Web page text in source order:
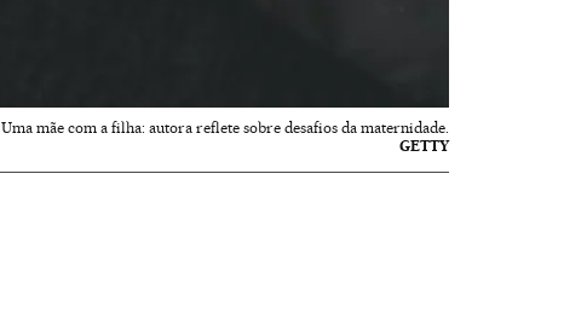
Uma mãe com a filha: autora reflete sobre desafios da maternidade.
GETTY